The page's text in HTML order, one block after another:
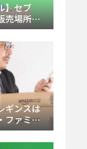
】セブ
売場所
市販品を
ギンスは
ファミ
メーカ
みた！